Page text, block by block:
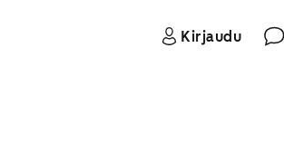
Kirjaudu